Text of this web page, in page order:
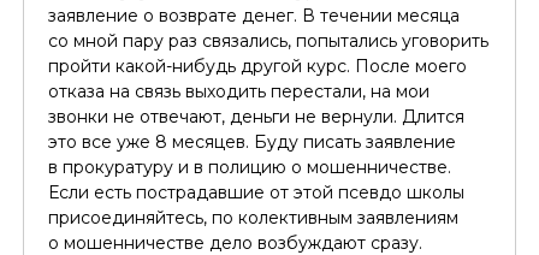
заявление о возврате денег. В течении месяца
со мной пару раз связались, попытались уговорить
пройти какой-нибудь другой курс. После моего
отказа на связь выходить перестали, на мои
звонки не отвечают, деньги не вернули. Длится
это все уже 8 месяцев. Буду писать заявление
в прокуратуру и в полицию о мошенничестве.
Если есть пострадавшие от этой псевдо школы
присоединяйтесь, по колективным заявлениям
о мошенничестве дело возбуждают сразу.